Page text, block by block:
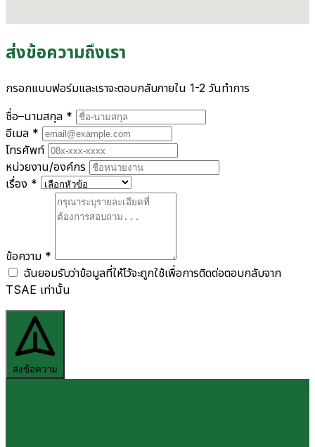
ส่งข้อความถึงเรา
กรอกแบบฟอร์มและเราจะตอบกลับภายใน 1-2 วันทำการ
ชื่อ–นามสกุล *
อีเมล *
โทรศัพท์
หน่วยงาน/องค์กร
เรื่อง *
ข้อความ *
ฉันยอมรับว่าข้อมูลที่ให้ไว้จะถูกใช้เพื่อการติดต่อตอบกลับจาก
TSAE เท่านั้น
ส่งข้อความ